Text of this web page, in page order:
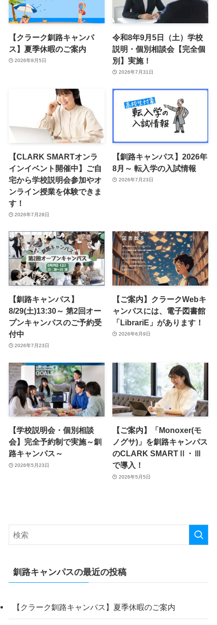
【クラーク釧路キャンパ
ス】夏季休暇のご案内
2026年8月5日
令和8年9月5日（土）学校
説明・個別相談会【完全個
別】実施！
2026年7月31日
【CLARK SMARTオンラ
インイベント開催中】ご自
宅から学校説明会参加やオ
ンライン授業を体験できま
す！
2026年7月28日
【釧路キャンパス】2026年
8月～ 転入学の入試情報
2026年7月23日
【釧路キャンパス】
8/29(土)13:30～ 第2回オー
プンキャンパスのご予約受
付中
2026年7月23日
【ご案内】クラークWebキ
ャンパスには、電子図書館
「LibrariE」があります！
2026年6月9日
【学校説明会・個別相談
会】完全予約制で実施～釧
路キャンパス～
2026年5月23日
【ご案内】「Monoxer(モ
ノグサ)」を釧路キャンパス
のCLARK SMARTⅡ・Ⅲ
で導入！
2026年5月5日
釧路キャンパスの最近の投稿
【クラーク釧路キャンパス】夏季休暇のご案内